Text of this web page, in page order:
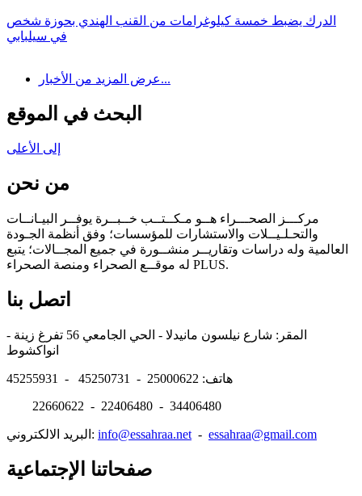
الدرك يضبط خمسة كيلوغرامات من القنب الهندي بحوزة شخص
في سيلبابي
عرض المزيد من الأخبار...
البحث في الموقع
إلى الأعلى
من نحن
مركـــز الصحـــراء هــو مـكــتــب خــبــرة يوفــر البيـانــات
والتحـلـيــلات والاستشارات للمؤسسات؛ وفق أنظمة الجـودة
العالمية وله دراسات وتقاريــر منشــورة في جميع المجــالات؛ يتبع
له موقــع الصحراء ومنصة الصحراء PLUS.
اتصل بنا
المقر: شارع نيلسون مانيدلا - الحي الجامعي 56 تفرغ زينة -
هاتف: 25000622 - 45250731 - 45255931
22660622 - 22406480 - 34406480
البريد الالكتروني: info@essahraa.net - essahraa@gmail.com
صفحاتنا الإجتماعية